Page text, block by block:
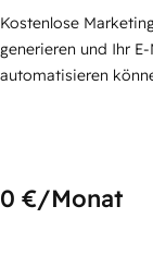
Kostenlose
generieren und Ihr
automatisieren
0 €/Monat